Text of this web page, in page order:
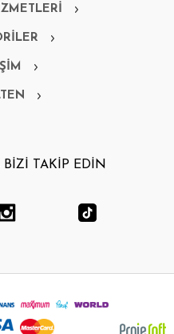
BİZİ TAKİP EDİN